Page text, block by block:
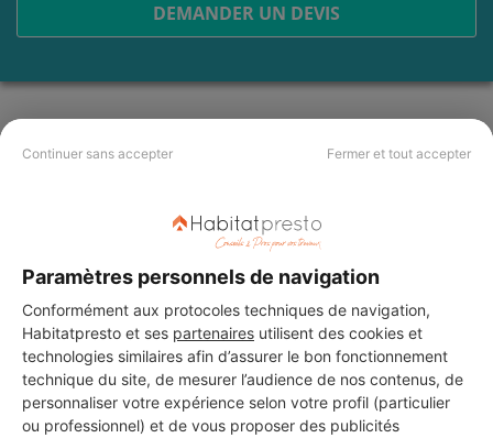
Continuer sans accepter Fermer et tout accepter
Paramètres personnels de navigation
Conformément aux protocoles techniques de navigation,
Habitatpresto et ses partenaires utilisent des cookies et
technologies similaires afin d’assurer le bon fonctionnement
technique du site, de mesurer l’audience de nos contenus, de
personnaliser votre expérience selon votre profil (particulier
ou professionnel) et de vous proposer des publicités
DEMANDER UN DEVIS
Les 4 autres Menuisiers pour
vos travaux à Seyssins
CLIMATECH +
Seyssins
11 ans d'expérience
Voir sa fiche